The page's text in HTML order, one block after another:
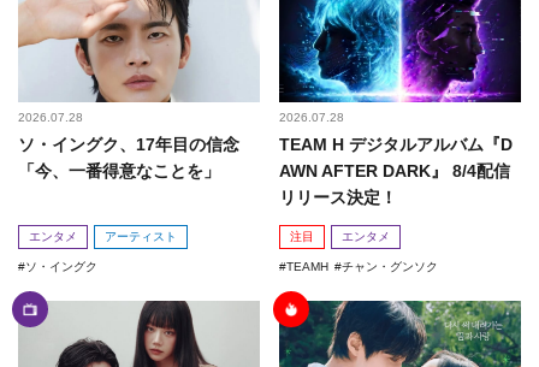
2026.07.28
ソ・イングク、17年目の信念
「今、一番得意なことを」
エンタメ アーティスト
ソ・イングク
2026.07.28
TEAM H デジタルアルバム『D
AWN AFTER DARK』 8/4配信
リリース決定！
注目 エンタメ
TEAMH チャン・グンソク